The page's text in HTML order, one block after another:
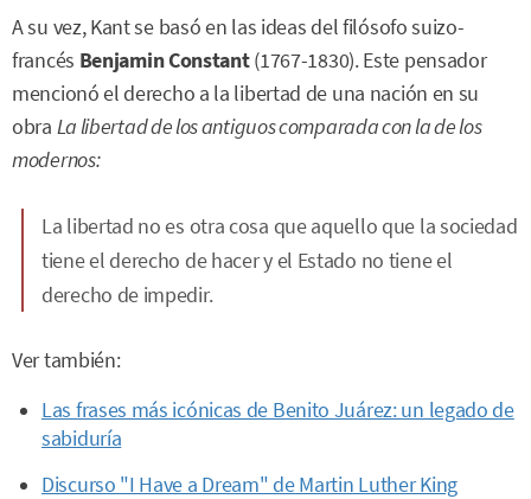
A su vez, Kant se basó en las ideas del filósofo suizo-
francés Benjamin Constant(1767-1830). Este pensador
mencionó el derecho a la libertad de una nación en su
obra La libertad de los antiguos comparada con la de los
modernos:
La libertad no es otra cosa que aquello que la sociedad
tiene el derecho de hacer y el Estado no tiene el
derecho de impedir.
Ver también:
Las frases más icónicas de Benito Juárez: un legado de
sabiduría
Discurso "I Have a Dream" de Martin Luther King